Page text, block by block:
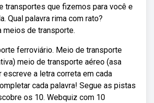
transportes que fizemos para você e
Qual palavra rima com rato?
meios de transporte.
ferroviário. Meio de transporte
meio de transporte aéreo (asa
escreve a letra correta em cada
cada palavra! Segue as pistas
os 10. Webquiz com 10